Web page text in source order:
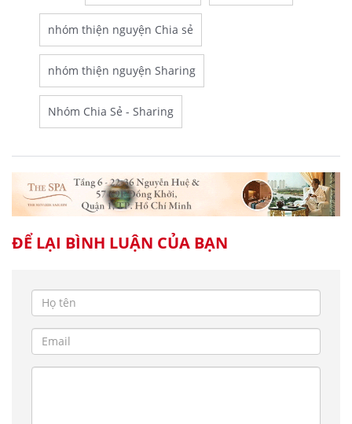
nhóm thiện nguyện Chia sẻ
nhóm thiện nguyện Sharing
Nhóm Chia Sẻ - Sharing
ĐỂ LẠI BÌNH LUẬN CỦA BẠN